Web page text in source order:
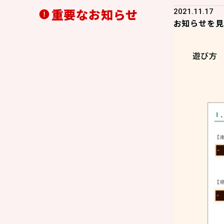
重要なお知らせ 2021.11.17
お知らせを
遊び方